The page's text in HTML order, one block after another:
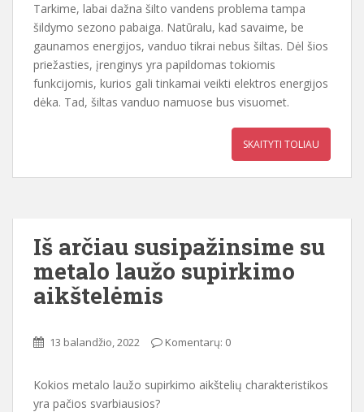
Tarkime, labai dažna šilto vandens problema tampa
šildymo sezono pabaiga. Natūralu, kad savaime, be
gaunamos energijos, vanduo tikrai nebus šiltas. Dėl šios
priežasties, įrenginys yra papildomas tokiomis
funkcijomis, kurios gali tinkamai veikti elektros energijos
dėka. Tad, šiltas vanduo namuose bus visuomet.
SKAITYTI TOLIAU
Iš arčiau susipažinsime su
metalo laužo supirkimo
aikštelėmis
13 balandžio, 2022 Komentarų: 0
Kokios metalo laužo supirkimo aikštelių charakteristikos
yra pačios svarbiausios?